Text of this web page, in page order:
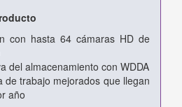
con hasta 64 cámaras HD de
del almacenamiento con WDDA
de trabajo mejorados que llegan
año